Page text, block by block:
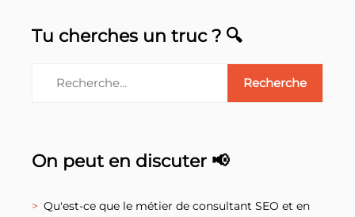
Tu cherches un truc ? 🔍
On peut en discuter 📢
Qu'est-ce que le métier de consultant SEO et en